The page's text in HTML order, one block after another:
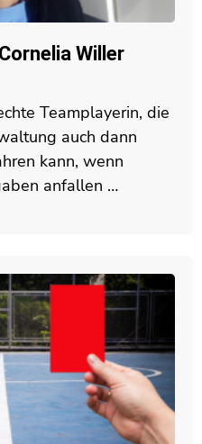
Willer
Teamplayerin, die
auch dann
kann, wenn
anfallen …